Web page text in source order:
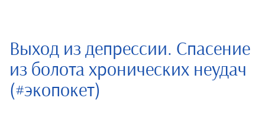
Выход из депрессии. Спасение
из болота хронических неудач
(#экопокет)